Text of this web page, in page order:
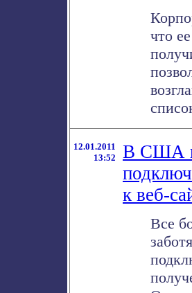
что
12.01.2011
13:52
В США
к веб-
Все